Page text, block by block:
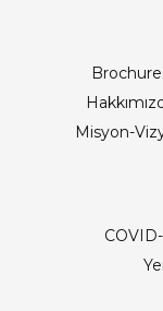
Misyon-